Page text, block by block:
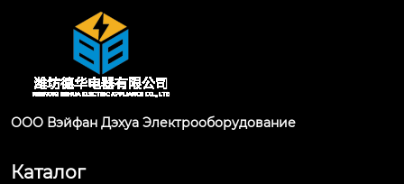
ООО Вэйфан Дэхуа Электрооборудование
Каталог